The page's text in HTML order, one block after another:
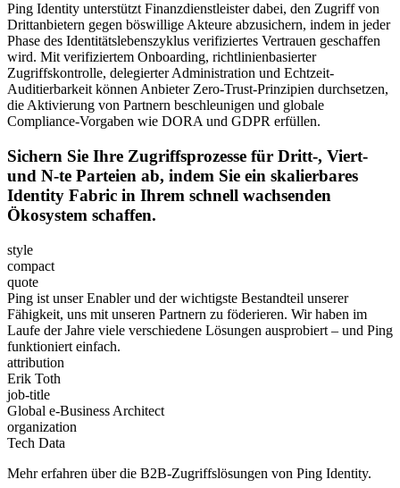
Ping Identity unterstützt Finanzdienstleister dabei, den Zugriff von
Drittanbietern gegen böswillige Akteure abzusichern, indem in jeder
Phase des Identitätslebenszyklus verifiziertes Vertrauen geschaffen
wird. Mit verifiziertem Onboarding, richtlinienbasierter
Zugriffskontrolle, delegierter Administration und Echtzeit-
Auditierbarkeit können Anbieter Zero-Trust-Prinzipien durchsetzen,
die Aktivierung von Partnern beschleunigen und globale
Compliance-Vorgaben wie DORA und GDPR erfüllen.
Sichern Sie Ihre Zugriffsprozesse für Dritt-, Viert-
und N-te Parteien ab, indem Sie ein skalierbares
Identity Fabric in Ihrem schnell wachsenden
Ökosystem schaffen.
style
compact
quote
Ping ist unser Enabler und der wichtigste Bestandteil unserer
Fähigkeit, uns mit unseren Partnern zu föderieren. Wir haben im
Laufe der Jahre viele verschiedene Lösungen ausprobiert – und Ping
funktioniert einfach.
attribution
Erik Toth
job-title
Global e-Business Architect
organization
Tech Data
Mehr erfahren über die B2B-Zugriffslösungen von Ping Identity.